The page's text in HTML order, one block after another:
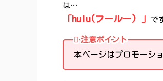
は…
「hulu(フールー) 」 で
注意ポイント
本ページはプロモーシ